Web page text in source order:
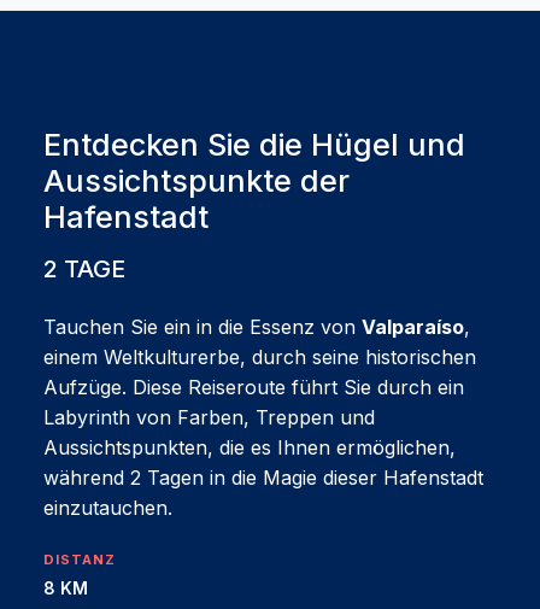
Entdecken Sie die Hügel und
Aussichtspunkte der
Hafenstadt
2 TAGE
Tauchen Sie ein in die Essenz von Valparaíso,
einem Weltkulturerbe, durch seine historischen
Aufzüge. Diese Reiseroute führt Sie durch ein
Labyrinth von Farben, Treppen und
Aussichtspunkten, die es Ihnen ermöglichen,
während 2 Tagen in die Magie dieser Hafenstadt
einzutauchen.
DISTANZ
8 KM